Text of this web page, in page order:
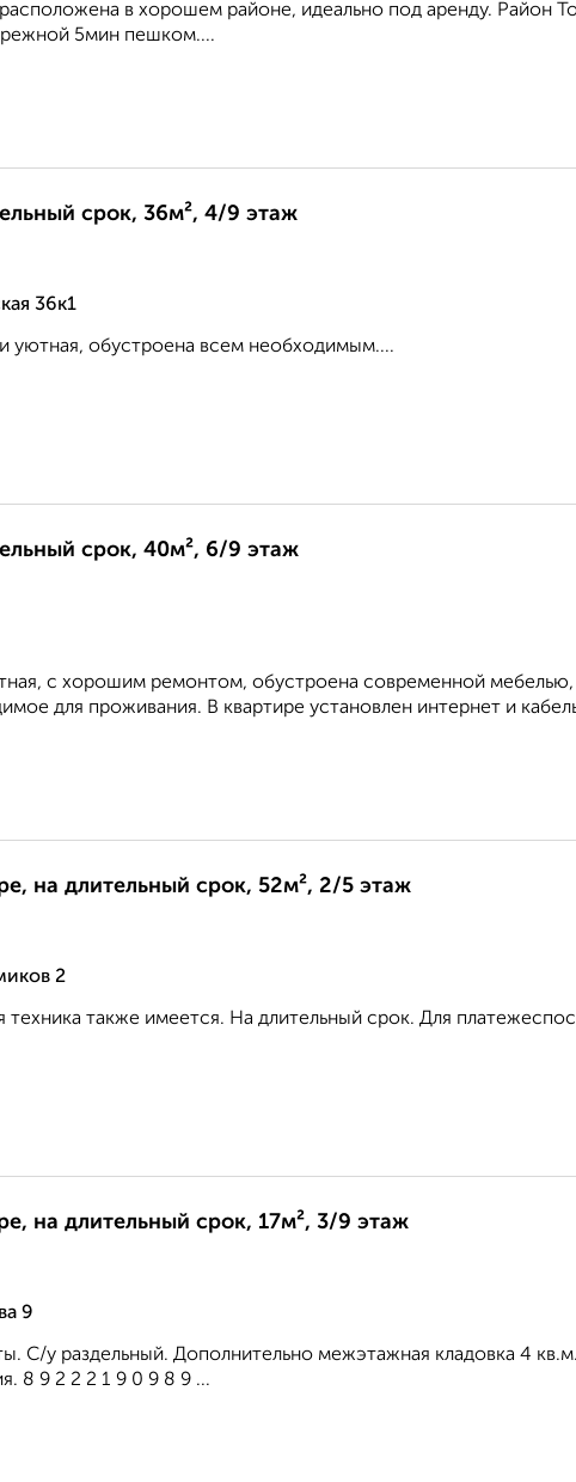
расположена в хорошем районе, идеально под аренду. Район
5мин пешком....
срок, 36м², 4/9 этаж
36к1
и уютная, обустроена всем необходимым....
срок, 40м², 6/9 этаж
с хорошим ремонтом, обустроена современной мебелью,
для проживания. В квартире установлен интернет и
на длительный срок, 52м², 2/5 этаж
2
техника также имеется. На длительный срок. Для
на длительный срок, 17м², 3/9 этаж
9
С/у раздельный. Дополнительно межэтажная кладовка 4
8 9 2 2 2 1 9 0 9 8 9 ...